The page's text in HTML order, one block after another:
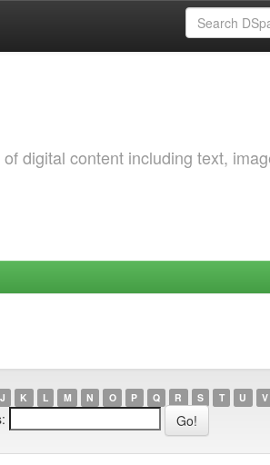
digital content including text,
J K L M N O P Q R S T U V